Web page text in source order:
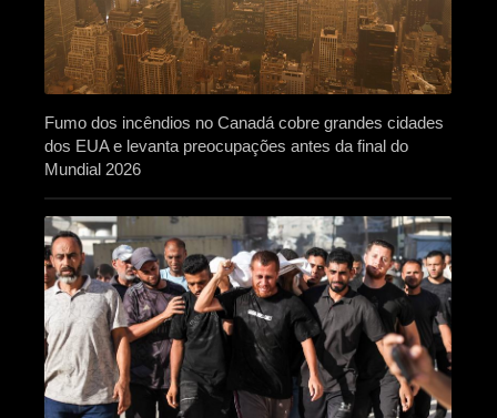
Fumo dos incêndios no Canadá cobre grandes cidades
dos EUA e levanta preocupações antes da final do
Mundial 2026